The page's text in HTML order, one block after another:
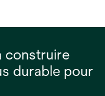
construire
durable pour